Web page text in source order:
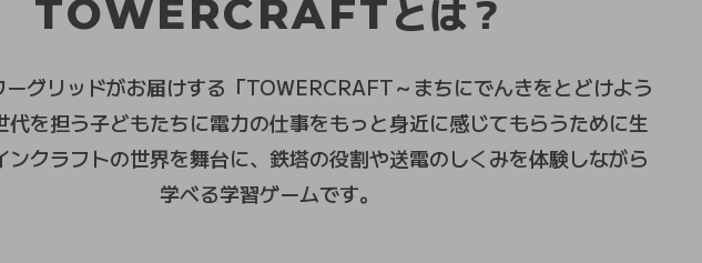
TOWERCRAFTとは？
ーグリッドがお届けする「TOWERCRAFT～まちにでんきをとどけよう
代を担う子どもたちに電力の仕事をもっと身近に感じてもらうために生
ンクラフトの世界を舞台に、鉄塔の役割や送電のしくみを体験しながら
学べる学習ゲームです。